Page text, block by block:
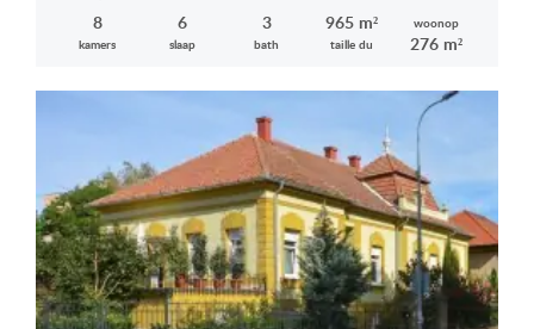
8
kamers
6
slaap
3
bath
965 m²
taille du
woonop
276 m²